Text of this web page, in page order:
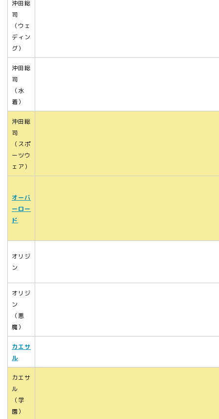
沖田総
司
（ウェ
ディン
グ）
沖田総
司
（水
着）
沖田総
司
（スポ
ーツウ
ェア）
オーバ
ーロー
ド
オリジ
ン
オリジ
ン
（悪
魔）
カエサ
ル
カエサ
ル
（学
園）